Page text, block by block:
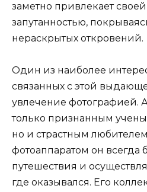
заметно привлекает
запутанностью,
нераскрытых откровений.
Один из наиболее
связанных с этой
увлечение фотографией.
только признанным
но и страстным
фотоаппаратом он всегда
путешествия и
где оказывался. Его